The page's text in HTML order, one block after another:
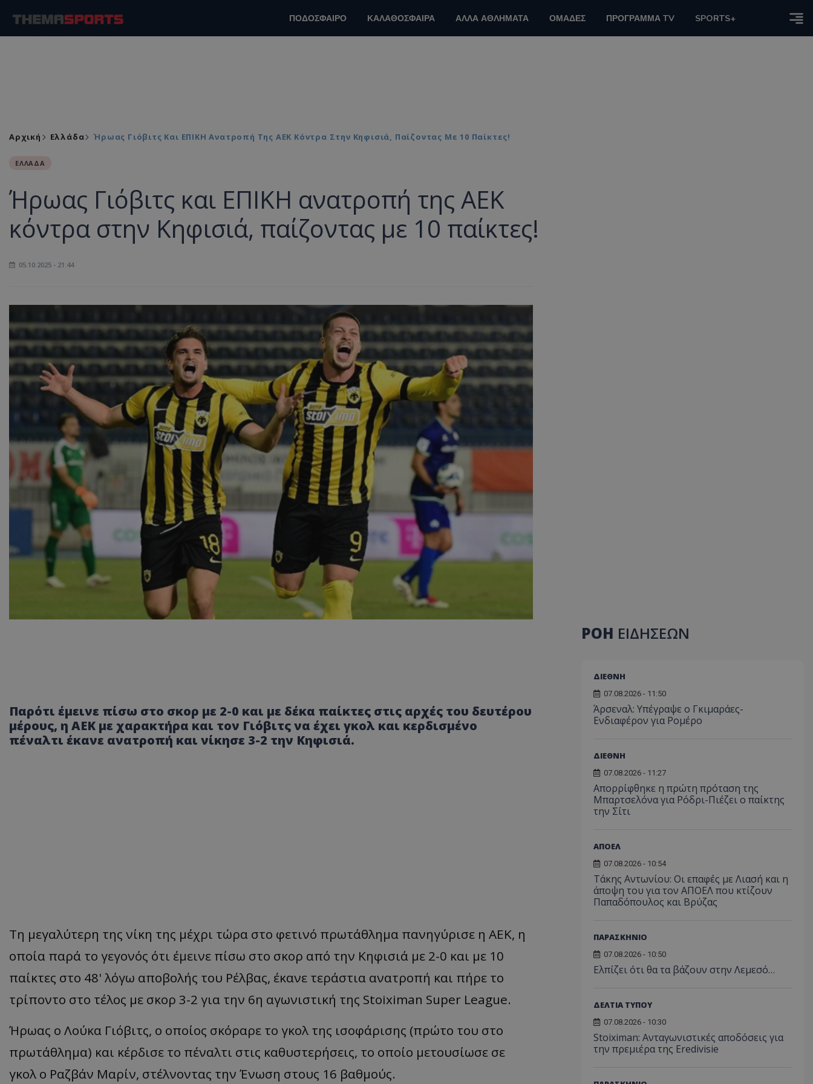
ΠΟΔΟΣΦΑΙΡΟ ΚΑΛΑΘΟΣΦΑΙΡΑ ΑΛΛΑ ΑΘΛΗΜΑΤΑ ΟΜΑΔΕΣ ΠΡΟΓΡΑΜΜΑ TV SPORTS+
Αρχική Ελλάδα Ήρωας Γιόβιτς Και ΕΠΙΚΗ Ανατροπή Της ΑΕΚ Κόντρα Στην Κηφισιά, Παίζοντας Με 10 Παίκτες!
ΕΛΛΑΔΑ
Ήρωας Γιόβιτς και ΕΠΙΚΗ ανατροπή της ΑΕΚ
κόντρα στην Κηφισιά, παίζοντας με 10 παίκτες!
05.10.2025 - 21:44
Παρότι έμεινε πίσω στο σκορ με 2-0 και με δέκα παίκτες στις αρχές του δευτέρου
μέρους, η ΑΕΚ με χαρακτήρα και τον Γιόβιτς να έχει γκολ και κερδισμένο
πέναλτι έκανε ανατροπή και νίκησε 3-2 την Κηφισιά.
Τη μεγαλύτερη της νίκη της μέχρι τώρα στο φετινό πρωτάθλημα πανηγύρισε η ΑΕΚ, η
οποία παρά το γεγονός ότι έμεινε πίσω στο σκορ από την Κηφισιά με 2-0 και με 10
παίκτες στο 48' λόγω αποβολής του Ρέλβας, έκανε τεράστια ανατροπή και πήρε το
τρίποντο στο τέλος με σκορ 3-2 για την 6η αγωνιστική της Stoiximan Super League.
Ήρωας ο Λούκα Γιόβιτς, ο οποίος σκόραρε το γκολ της ισοφάρισης (πρώτο του στο
πρωτάθλημα) και κέρδισε το πέναλτι στις καθυστερήσεις, το οποίο μετουσίωσε σε
γκολ ο Ραζβάν Μαρίν, στέλνοντας την Ένωση στους 16 βαθμούς.
ΡΟΗ ΕΙΔΗΣΕΩΝ
ΔΙΕΘΝΗ
07.08.2026 - 11:50
Άρσεναλ: Υπέγραψε ο Γκιμαράες-
Ενδιαφέρον για Ρομέρο
ΔΙΕΘΝΗ
07.08.2026 - 11:27
Απορρίφθηκε η πρώτη πρόταση της
Μπαρτσελόνα για Ρόδρι-Πιέζει ο παίκτης
την Σίτι
ΑΠΟΕΛ
07.08.2026 - 10:54
Τάκης Αντωνίου: Οι επαφές με Λιασή και η
άποψη του για τον ΑΠΟΕΛ που κτίζουν
Παπαδόπουλος και Βρύζας
ΠΑΡΑΣΚΗΝΙΟ
07.08.2026 - 10:50
Ελπίζει ότι θα τα βάζουν στην Λεμεσό…
ΔΕΛΤΙΑ ΤΥΠΟΥ
07.08.2026 - 10:30
Stoiximan: Ανταγωνιστικές αποδόσεις για
την πρεμιέρα της Eredivisie